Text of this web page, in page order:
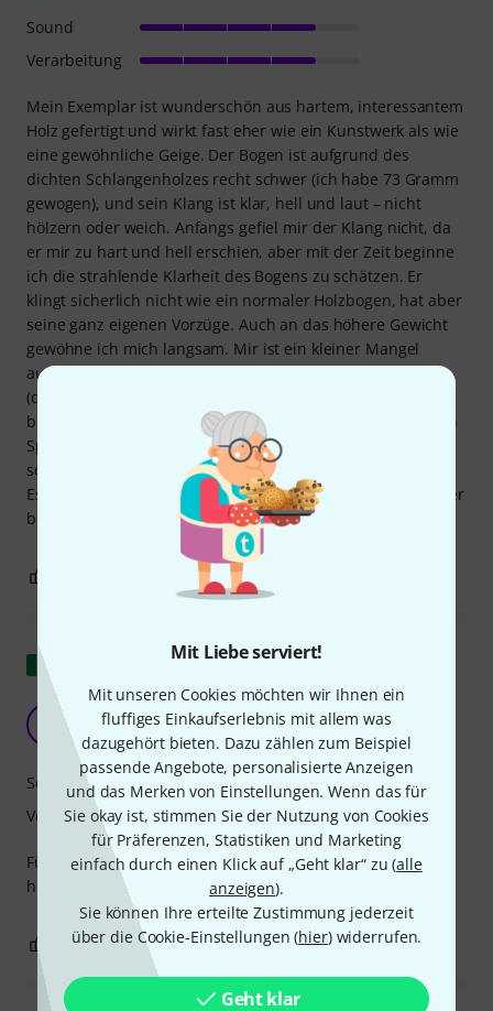
Mit Liebe serviert!
Mit unseren Cookies möchten wir Ihnen ein
fluffiges Einkaufserlebnis mit allem was
dazugehört bieten. Dazu zählen zum Beispiel
passende Angebote, personalisierte Anzeigen
und das Merken von Einstellungen. Wenn das für
Sie okay ist, stimmen Sie der Nutzung von Cookies
für Präferenzen, Statistiken und Marketing
einfach durch einen Klick auf „Geht klar“ zu (alle
anzeigen).
Sie können Ihre erteilte Zustimmung jederzeit
über die Cookie-Einstellungen (hier) widerrufen.
Geht klar
Mein Exemplar ist wunderschön aus hartem, interessantem
Holz gefertigt und wirkt fast eher wie ein Kunstwerk als wie
eine gewöhnliche Geige. Der Bogen ist aufgrund des
dichten Schlangenholzes recht schwer (ich habe 73 Gramm
gewogen), und sein Klang ist klar, hell und laut – nicht
hölzern oder weich. Anfangs gefiel mir der Klang nicht, da
er mir zu hart und hell erschien, aber mit der Zeit beginne
ich die strahlende Klarheit des Bogens zu schätzen. Er
klingt sicherlich nicht wie ein normaler Holzbogen, hat aber
seine ganz eigenen Vorzüge. Auch an das höhere Gewicht
gewöhne ich mich langsam. Mir ist ein kleiner Mangel
aufgefallen: Der Teil des Frosches mit dem Perlmuttauge
(der verschiebbare Teil) ist an einem Ende nicht ganz
bündig mit dem Bogenstab. An der Spitze befindet sich ein
Spalt von einem halben Millimeter, der dort nicht sein
sollte. Er sollte vielmehr bündig mit dem Stab abschließen.
Es scheint die Spielbarkeit nicht zu beeinträchtigen, ist aber
bei genauerem Hinsehen erkennbar.
Sound
Verarbeitung
BEWERTUNG MELDEN
Original zeigen
Optimal!
Carmageddon 01.02.2020
Für den Preis funktioniert es sehr gut, und vom Aussehen
her ist es auch eine hervorragende Geschenkidee.
Sound
Verarbeitung
0 BEWERTUNG MELDEN